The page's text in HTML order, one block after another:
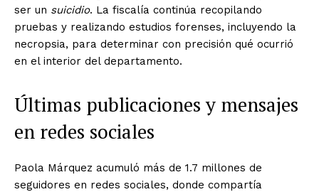
ser un suicidio. La fiscalía continúa recopilando
pruebas y realizando estudios forenses, incluyendo la
necropsia, para determinar con precisión qué ocurrió
en el interior del departamento.
Últimas publicaciones y mensajes
en redes sociales
Paola Márquez acumuló más de 1.7 millones de
seguidores en redes sociales, donde compartía